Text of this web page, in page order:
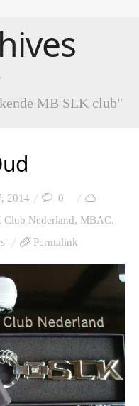
MB SLK club"
2014
0
Club Nederland, MBAC,
Permalink